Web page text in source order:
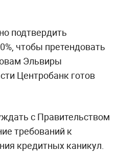
подтвердить
чтобы претендовать
Эльвиры
Центробанк готов
с Правительством
требований к
кредитных каникул.